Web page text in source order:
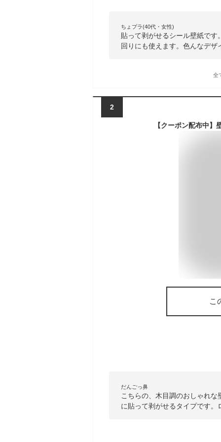
ちょプラ(40代・女性)
貼って剥がせるシール壁紙で
回りにも使えます。色んなデザ
全
2
こ
だんごっ鼻
こちらの、木目調のおしゃれ
に貼って剥がせるタイプです